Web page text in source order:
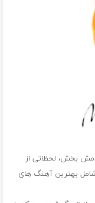
بخش، لحظاتی از
بهترین آهنگ های